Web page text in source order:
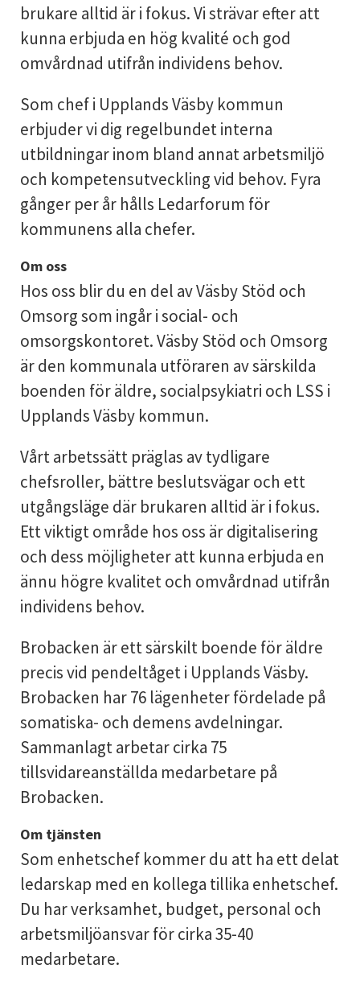
brukare alltid är i fokus. Vi strävar efter att
kunna erbjuda en hög kvalité och god
omvårdnad utifrån individens behov.
Som chef i Upplands Väsby kommun
erbjuder vi dig regelbundet interna
utbildningar inom bland annat arbetsmiljö
och kompetensutveckling vid behov. Fyra
gånger per år hålls Ledarforum för
kommunens alla chefer.
Om oss
Hos oss blir du en del av Väsby Stöd och
Omsorg som ingår i social- och
omsorgskontoret. Väsby Stöd och Omsorg
är den kommunala utföraren av särskilda
boenden för äldre, socialpsykiatri och LSS i
Upplands Väsby kommun.
Vårt arbetssätt präglas av tydligare
chefsroller, bättre beslutsvägar och ett
utgångsläge där brukaren alltid är i fokus.
Ett viktigt område hos oss är digitalisering
och dess möjligheter att kunna erbjuda en
ännu högre kvalitet och omvårdnad utifrån
individens behov.
Brobacken är ett särskilt boende för äldre
precis vid pendeltåget i Upplands Väsby.
Brobacken har 76 lägenheter fördelade på
somatiska- och demens avdelningar.
Sammanlagt arbetar cirka 75
tillsvidareanställda medarbetare på
Brobacken.
Om tjänsten
Som enhetschef kommer du att ha ett delat
ledarskap med en kollega tillika enhetschef.
Du har verksamhet, budget, personal och
arbetsmiljöansvar för cirka 35-40
medarbetare.